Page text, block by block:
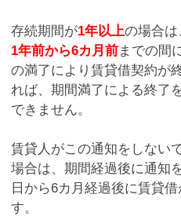
存続期間が1年以上の場合
1年前から6カ月前までの間
の満了により賃貸借契約が
れば、期間満了による終了
できません。
賃貸人がこの通知をしない
場合は、期間経過後に通知
日から6カ月経過後に賃貸
す。